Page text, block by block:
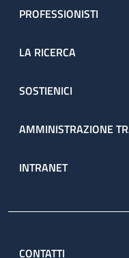
PROFESSIONISTI
LA RICERCA
SOSTIENICI
AMMINISTRAZIONE
INTRANET
CONTATTI